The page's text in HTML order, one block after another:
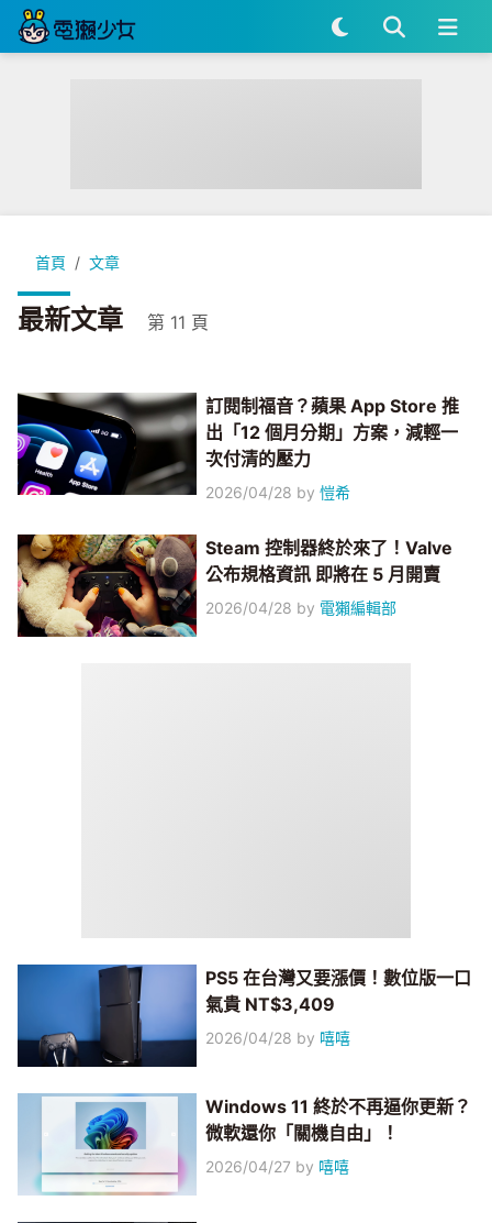
首頁 文章
最新文章 第 11 頁
訂閱制福音？蘋果 App Store 推
出「12 個月分期」方案，減輕一
次付清的壓力
2026/04/28 by愷希
Steam 控制器終於來了！Valve
公布規格資訊 即將在 5 月開賣
2026/04/28 by 電獺編輯部
PS5 在台灣又要漲價！數位版一口
氣貴 NT$3,409
2026/04/28 by 嘻嘻
Windows 11 終於不再逼你更新？
微軟還你「關機自由」！
2026/04/27 by 嘻嘻